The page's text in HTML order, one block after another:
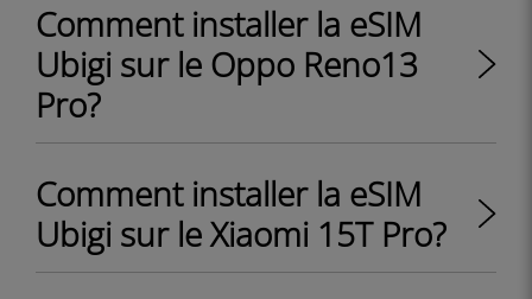
Comment installer la eSIM
Ubigi sur le Oppo Reno13
Pro?
Comment installer la eSIM
Ubigi sur le Xiaomi 15T Pro?